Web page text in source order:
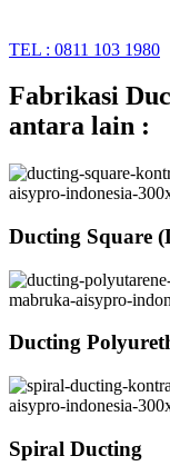
TEL : 0811 103 1980
Fabrikasi
antara lain :
Ducting Square
Ducting
Spiral Ducting